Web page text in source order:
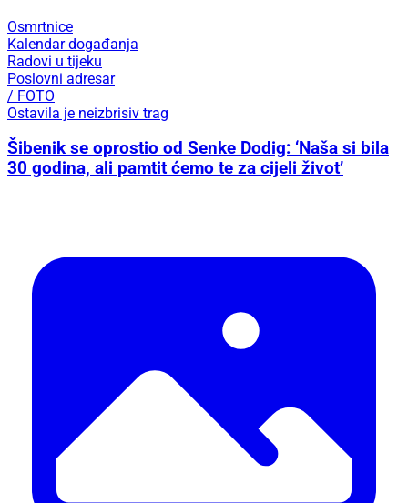
Osmrtnice
Kalendar događanja
Radovi u tijeku
Poslovni adresar
/ FOTO
Ostavila je neizbrisiv trag
Šibenik se oprostio od Senke Dodig: ‘Naša si bila
30 godina, ali pamtit ćemo te za cijeli život’